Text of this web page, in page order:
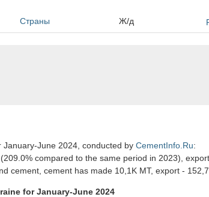
Страны Ж/д
June 2024, conducted by CementInfo.Ru:
compared to the same period in 2023),
cement has made 10,1K MT, export -
for January-June 2024